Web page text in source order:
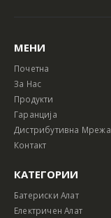
МЕНИ
Почетна
За Нас
Продукти
Гаранција
Дистрибутивна Мрежа
Контакт
КАТЕГОРИИ
Батериски Алат
Електричен Алат